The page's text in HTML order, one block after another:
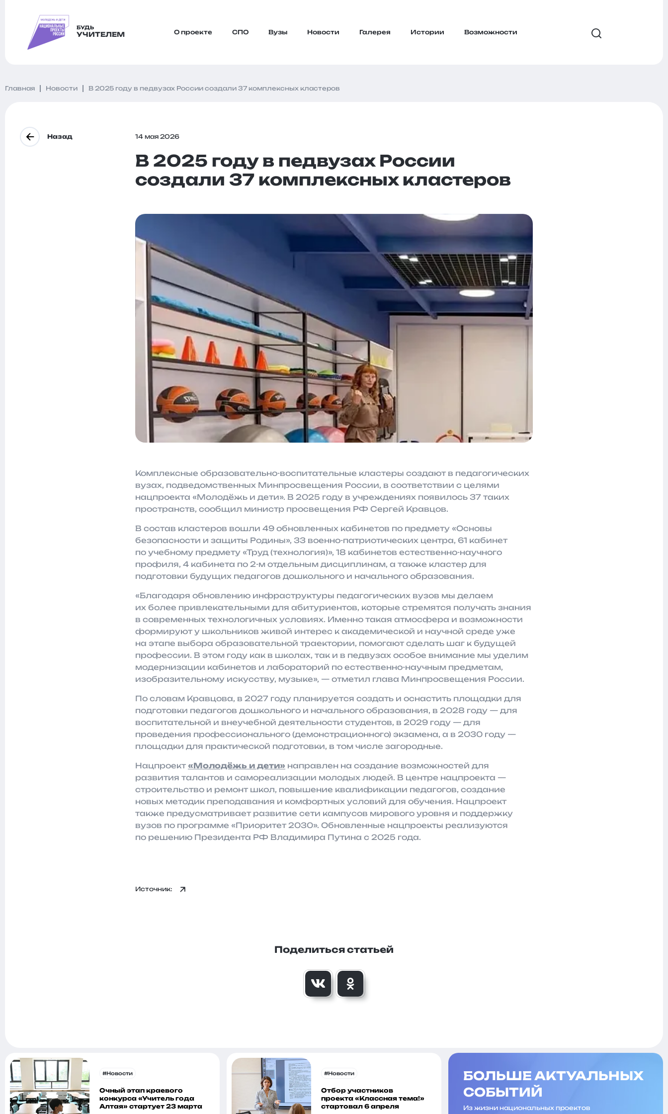
БУДЬ
УЧИТЕЛЕМ О проекте СПО Вузы Новости Галерея Истории Возможности
Главная Новости В 2025 году в педвузах России создали 37 комплексных кластеров
Назад 14 мая 2026
В 2025 году в педвузах России
создали 37 комплексных кластеров
Комплексные образовательно-воспитательные кластеры создают в педагогических
вузах, подведомственных Минпросвещения России, в соответствии с целями
нацпроекта «Молодёжь и дети». В 2025 году в учреждениях появилось 37 таких
пространств, сообщил министр просвещения РФ Сергей Кравцов.
В состав кластеров вошли 49 обновленных кабинетов по предмету «Основы
безопасности и защиты Родины», 33 военно-патриотических центра, 61 кабинет
по учебному предмету «Труд (технология)», 18 кабинетов естественно-научного
профиля, 4 кабинета по 2-м отдельным дисциплинам, а также кластер для
подготовки будущих педагогов дошкольного и начального образования.
«Благодаря обновлению инфраструктуры педагогических вузов мы делаем
их более привлекательными для абитуриентов, которые стремятся получать знания
в современных технологичных условиях. Именно такая атмосфера и возможности
формируют у школьников живой интерес к академической и научной среде уже
на этапе выбора образовательной траектории, помогают сделать шаг к будущей
профессии. В этом году как в школах, так и в педвузах особое внимание мы уделим
модернизации кабинетов и лабораторий по естественно-научным предметам,
изобразительному искусству, музыке», — отметил глава Минпросвещения России.
По словам Кравцова, в 2027 году планируется создать и оснастить площадки для
подготовки педагогов дошкольного и начального образования, в 2028 году — для
воспитательной и внеучебной деятельности студентов, в 2029 году — для
проведения профессионального (демонстрационного) экзамена, а в 2030 году —
площадки для практической подготовки, в том числе загородные.
Нацпроект «Молодёжь и дети» направлен на создание возможностей для
развития талантов и самореализации молодых людей. В центре нацпроекта —
строительство и ремонт школ, повышение квалификации педагогов, создание
новых методик преподавания и комфортных условий для обучения. Нацпроект
также предусматривает развитие сети кампусов мирового уровня и поддержку
вузов по программе «Приоритет 2030». Обновленные нацпроекты реализуются
по решению Президента РФ Владимира Путина с 2025 года.
Источник:
Поделиться статьей
#Новости
Очный этап краевого
конкурса «Учитель года
Алтая» стартует 23 марта
#Новости
Отбор участников
проекта «Классная тема!»
стартовал 6 апреля
БОЛЬШЕ АКТУАЛЬНЫХ
СОБЫТИЙ
Из жизни национальных проектов